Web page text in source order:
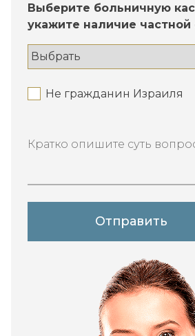
Выберите больничную
укажите наличие частной
Не гражданин Израиля
Кратко опишите суть